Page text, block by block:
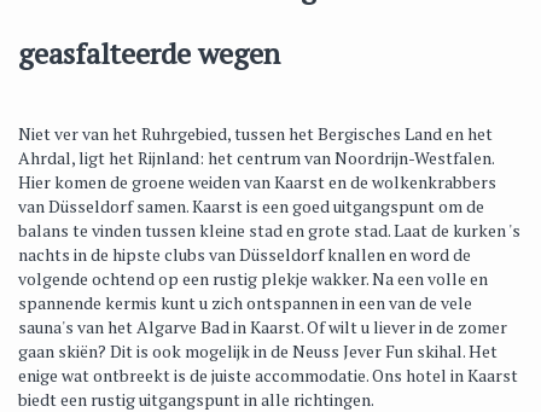
geasfalteerde wegen
Niet ver van het Ruhrgebied, tussen het Bergisches Land en het
Ahrdal, ligt het Rijnland: het centrum van Noordrijn-Westfalen.
Hier komen de groene weiden van Kaarst en de wolkenkrabbers
van Düsseldorf samen. Kaarst is een goed uitgangspunt om de
balans te vinden tussen kleine stad en grote stad. Laat de kurken 's
nachts in de hipste clubs van Düsseldorf knallen en word de
volgende ochtend op een rustig plekje wakker. Na een volle en
spannende kermis kunt u zich ontspannen in een van de vele
sauna's van het Algarve Bad in Kaarst. Of wilt u liever in de zomer
gaan skiën? Dit is ook mogelijk in de Neuss Jever Fun skihal. Het
enige wat ontbreekt is de juiste accommodatie. Ons hotel in Kaarst
biedt een rustig uitgangspunt in alle richtingen.